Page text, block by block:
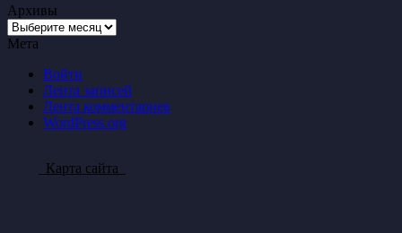
Архивы
Архивы
Мета
Войти
Лента записей
Лента комментариев
WordPress.org
Карта сайта